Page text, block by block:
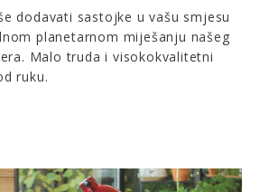
dodavati sastojke u vašu smjesu
planetarnom miješanju našeg
Malo truda i visokokvalitetni
ruku.